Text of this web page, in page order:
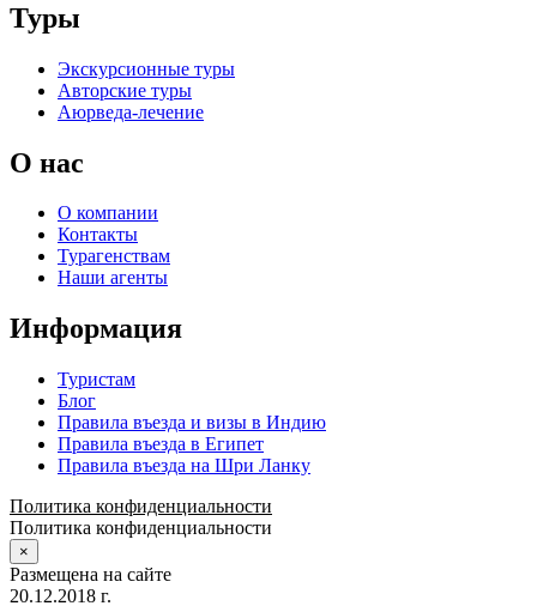
Туры
Экскурсионные туры
Авторские туры
Аюрведа-лечение
О нас
О компании
Контакты
Турагенствам
Наши агенты
Информация
Туристам
Блог
Правила въезда и визы в Индию
Правила въезда в Египет
Правила въезда на Шри Ланку
Политика конфиденциальности
Политика конфиденциальности
×
Размещена на сайте
20.12.2018 г.